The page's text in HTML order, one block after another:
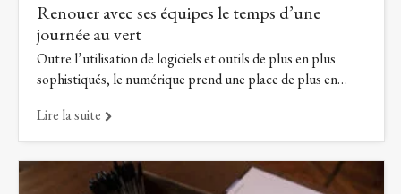
Renouer avec ses équipes le temps d’une
journée au vert
Outre l’utilisation de logiciels et outils de plus en plus
sophistiqués, le numérique prend une place de plus en…
Lire la suite